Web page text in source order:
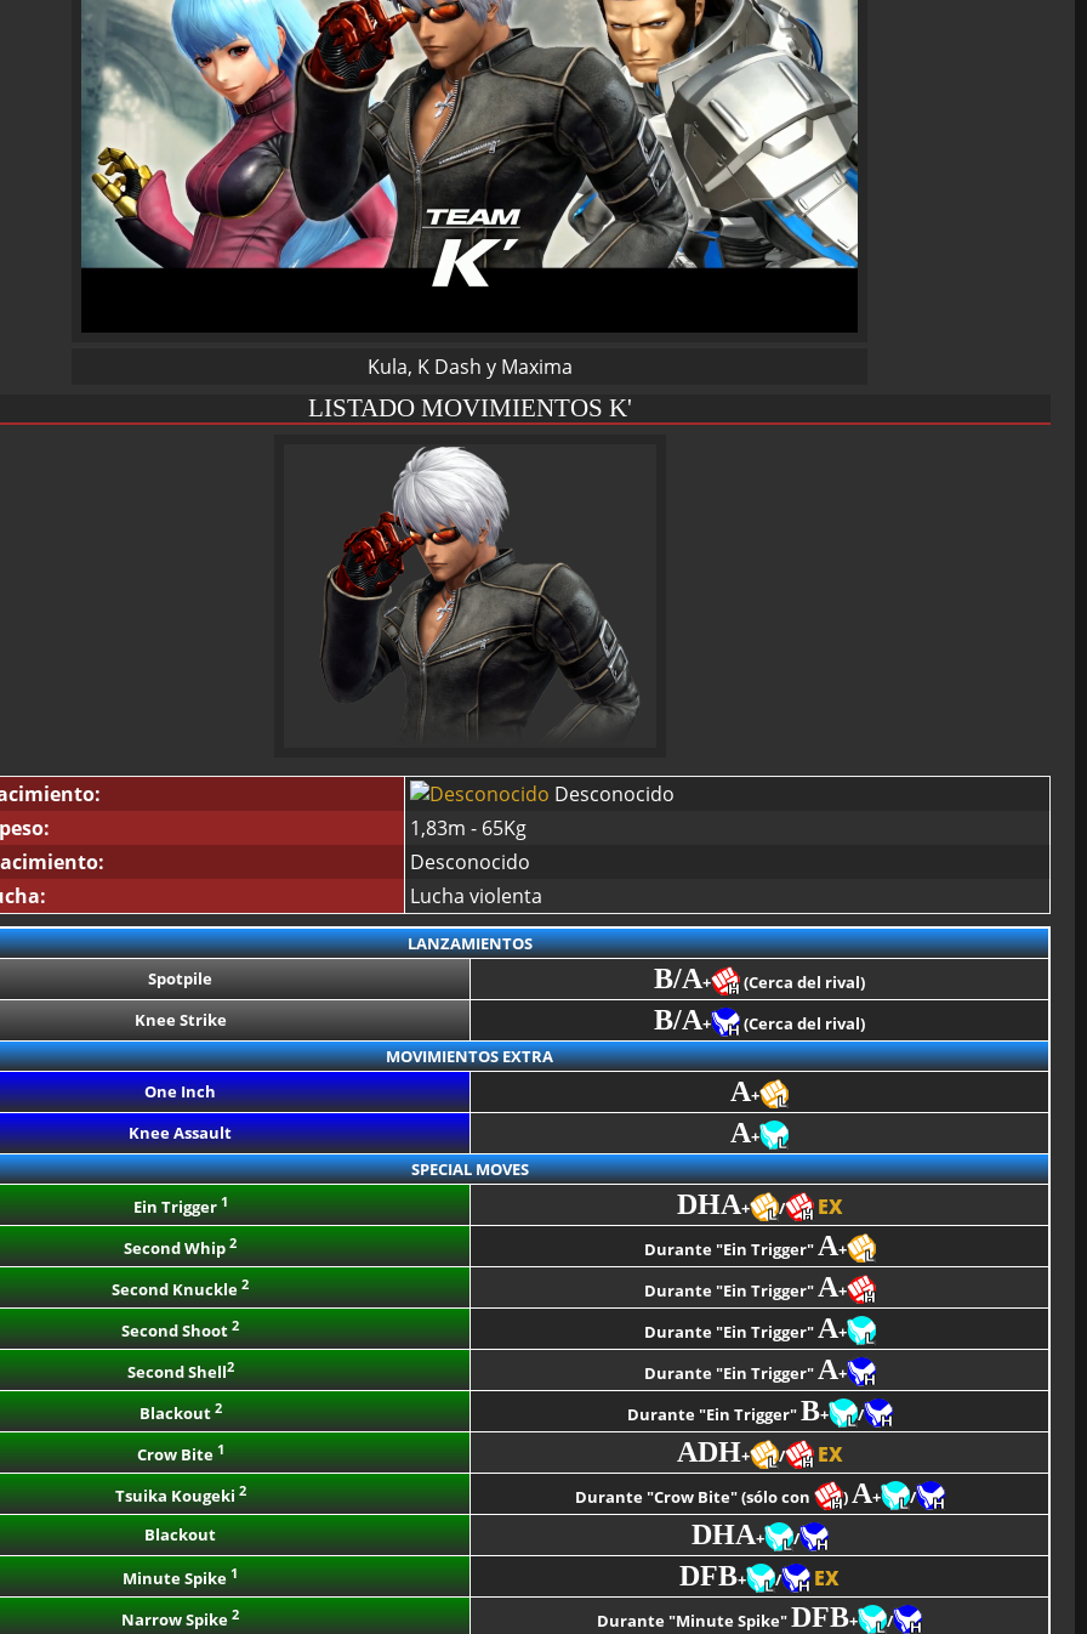
Kula, K Dash y Maxima
LISTADO MOVIMIENTOS K'
Desconocido
1,83m - 65Kg
Desconocido
Lucha violenta
LANZAMIENTOS
Spotpile
B/A+
(Cerca del rival)
Knee Strike
B/A+
(Cerca del rival)
MOVIMIENTOS EXTRA
One Inch
A+
Knee Assault
A+
SPECIAL MOVES
Ein Trigger1 DHA+ / EX
Second Whip2 Durante "Ein Trigger" A+
Second Knuckle2 Durante "Ein Trigger" A+
Second Shoot2 Durante "Ein Trigger" A+
Second Shell2 Durante "Ein Trigger" A+
Blackout2 Durante "Ein Trigger"B+
/
Crow Bite1 ADH+ / EX
Tsuika Kougeki2 Durante "Crow Bite" (sólo con ) A+
/
Blackout
DHA+
/
Minute Spike1 DFB+ / EX
Narrow Spike2 Durante "Minute Spike"DFB+
/